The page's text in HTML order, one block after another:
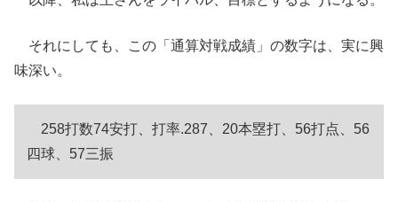
それにしても、この「通算対戦成績」の数字は、実に興
味深い。
258打数74安打、打率.287、20本塁打、56打点、56
四球、57三振